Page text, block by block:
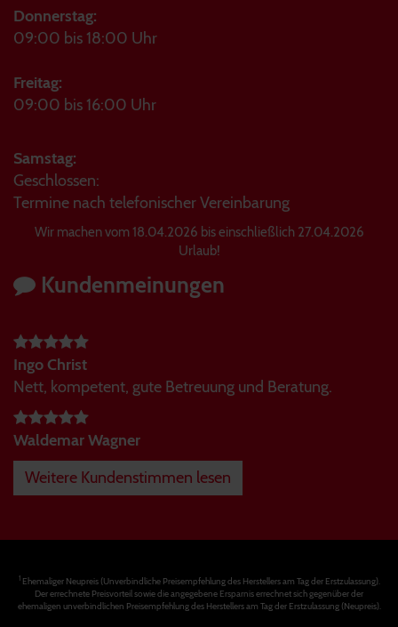
Donnerstag:
09:00 bis 18:00 Uhr
Freitag:
09:00 bis 16:00 Uhr
Samstag:
Geschlossen:
Termine nach telefonischer Vereinbarung
Wir machen vom 18.04.2026 bis einschließlich 27.04.2026
Urlaub!
Kundenmeinungen
Ingo Christ
Nett, kompetent, gute Betreuung und Beratung.
Waldemar Wagner
Weitere Kundenstimmen lesen
1Ehemaliger Neupreis (Unverbindliche Preisempfehlung des Herstellers am Tag der Erstzulassung).
Der errechnete Preisvorteil sowie die angegebene Ersparnis errechnet sich gegenüber der
ehemaligen unverbindlichen Preisempfehlung des Herstellers am Tag der Erstzulassung (Neupreis).